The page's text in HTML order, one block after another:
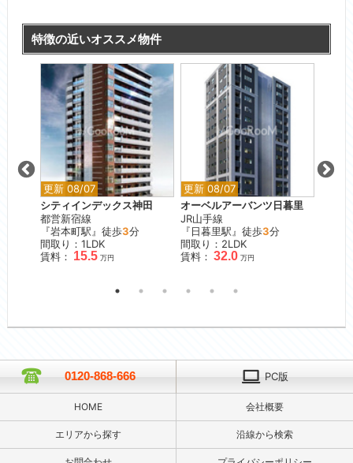
特徴の近いオススメ物件
更新 08/07
シティインデックス神田
都営新宿線
『岩本町駅』徒歩3分
間取り：1LDK
賃料： 15.5 万円
更新 08/07
オーベルアーバンツ日暮里
JR山手線
『日暮里駅』徒歩3分
間取り：2LDK
賃料： 32.0 万円
0120-868-666 PC版
HOME 会社概要
エリアから探す 沿線から検索